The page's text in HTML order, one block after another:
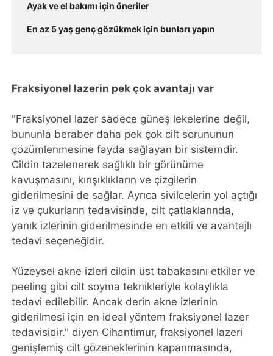
Ayak ve el bakımı için öneriler
En az 5 yaş genç gözükmek için bunları yapın
Fraksiyonel lazerin pek çok avantajı var
"Fraksiyonel lazer sadece güneş lekelerine değil,
bununla beraber daha pek çok cilt sorununun
çözümlenmesine fayda sağlayan bir sistemdir.
Cildin tazelenerek sağlıklı bir görünüme
kavuşmasını, kırışıklıkların ve çizgilerin
giderilmesini de sağlar. Ayrıca sivilcelerin yol açtığı
iz ve çukurların tedavisinde, cilt çatlaklarında,
yanık izlerinin giderilmesinde en etkili ve avantajlı
tedavi seçeneğidir.
Yüzeysel akne izleri cildin üst tabakasını etkiler ve
peeling gibi cilt soyma teknikleriyle kolaylıkla
tedavi edilebilir. Ancak derin akne izlerinin
giderilmesi için en ideal yöntem fraksiyonel lazer
tedavisidir." diyen Cihantimur, fraksiyonel lazeri
genişlemiş cilt gözeneklerinin kapanmasında,